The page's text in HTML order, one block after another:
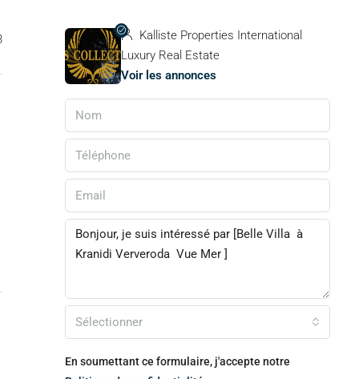
Kalliste Properties International
Luxury Real Estate
Voir les annonces
Sélectionner
En soumettant ce formulaire, j'accepte notre